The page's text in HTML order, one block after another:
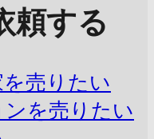
頼する
売りたい
を売りたい